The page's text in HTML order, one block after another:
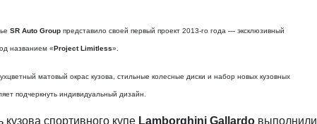
SR Auto Groupпредставило своей первый проект 2013-го года — эксклюзивный
названием «Project Limitless».
матовый окрас кузова, стильные колесные диски и набор новых кузовных
подчеркнуть индивидуальный дизайн.
спортивного купеLamborghini Gallardoвыполнили